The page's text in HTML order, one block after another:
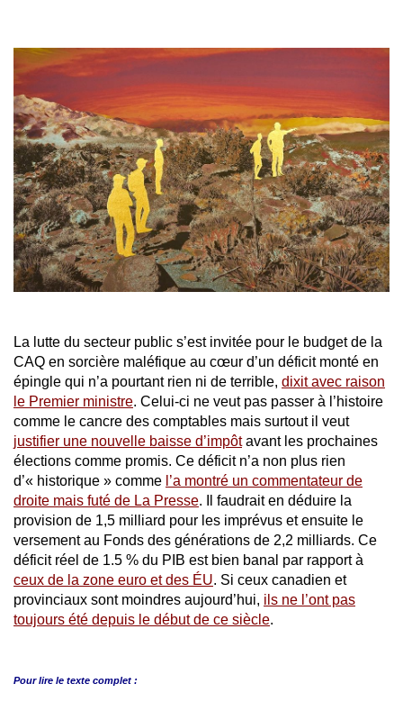
La lutte du secteur public s’est invitée pour le budget de la
CAQ en sorcière maléfique au cœur d’un déficit monté en
épingle qui n’a pourtant rien ni de terrible, dixit avec raison
le Premier ministre. Celui-ci ne veut pas passer à l’histoire
comme le cancre des comptables mais surtout il veut
justifier une nouvelle baisse d’impôtavant les prochaines
élections comme promis. Ce déficit n’a non plus rien
d’« historique » comme l’a montré un commentateur de
droite mais futé de La Presse. Il faudrait en déduire la
provision de 1,5 milliard pour les imprévus et ensuite le
versement au Fonds des générations de 2,2 milliards. Ce
déficit réel de 1.5 % du PIB est bien banal par rapport à
ceux de la zone euro et des ÉU. Si ceux canadien et
provinciaux sont moindres aujourd’hui, ils ne l’ont pas
toujours été depuis le début de ce siècle.
Pour lire le texte complet :